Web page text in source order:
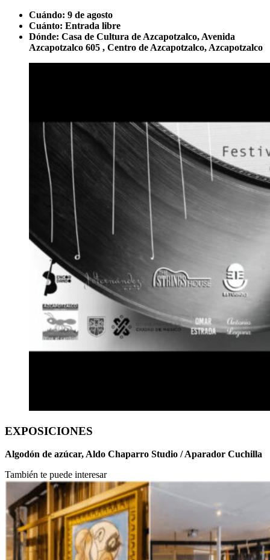
Cuándo: 9 de agosto
Cuánto: Entrada libre
Dónde: Casa de Cultura de Azcapotzalco, Avenida
Azcapotzalco 605 , Centro de Azcapotzalco, Azcapotzalco
EXPOSICIONES
Algodón de azúcar, Aldo Chaparro Studio / Aparador Cuchilla
También te puede interesar